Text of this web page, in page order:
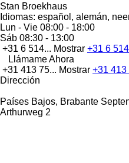
Stan Broekhaus
Idiomas: español, alemán,
Lun - Vie 08:00 - 18:00
Sáb 08:30 - 13:00
+31 6 514... Mostrar +31 6
Llámame Ahora
+31 413 75... Mostrar +31 413
Dirección
Países Bajos, Brabante
Arthurweg 2